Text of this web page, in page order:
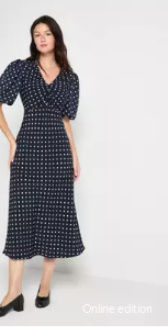
Online edition